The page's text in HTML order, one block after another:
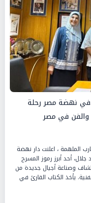
نهضة مصر رحلة
والفن في مصر
الملهمة ، اعلنت دار نهضة
أحد أبرز رموز المسرح
وصناعة أجيال جديدة من
يأخذ الكتاب القارئ في